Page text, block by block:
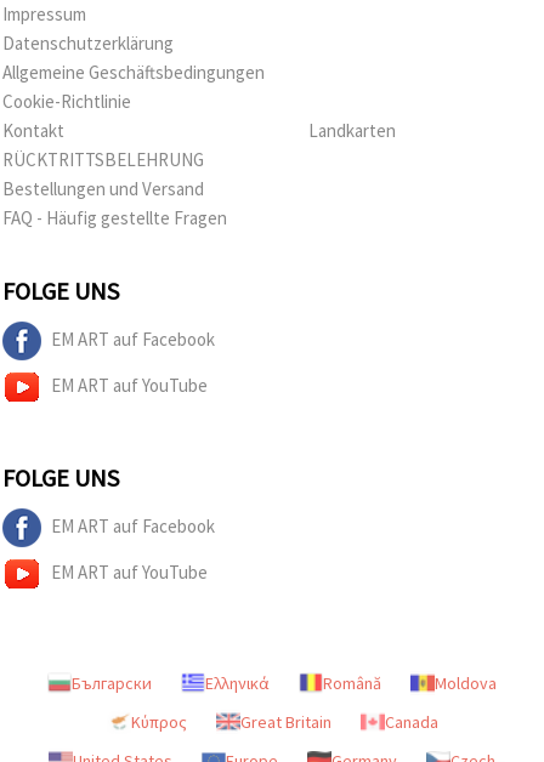
Impressum
Datenschutzerklärung
Allgemeine Geschäftsbedingungen
Cookie-Richtlinie
Kontakt
RÜCKTRITTSBELEHRUNG
Bestellungen und Versand
FAQ - Häufig gestellte Fragen
Landkarten
FOLGE UNS
EM ART auf Facebook
EM ART auf YouTube
FOLGE UNS
EM ART auf Facebook
EM ART auf YouTube
Български Ελληνικά Română
Moldova
Κύπρος
Great Britain
Canada